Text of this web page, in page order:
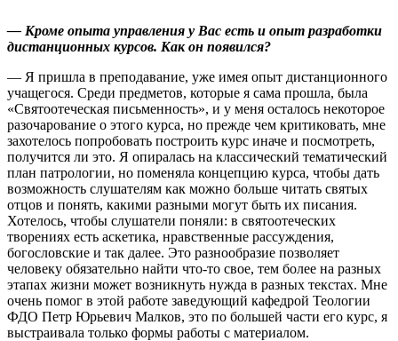
— Кроме опыта управления у Вас есть и опыт разработки
дистанционных курсов. Как он появился?
— Я пришла в преподавание, уже имея опыт дистанционного
учащегося. Среди предметов, которые я сама прошла, была
«Святоотеческая письменность», и у меня осталось некоторое
разочарование о этого курса, но прежде чем критиковать, мне
захотелось попробовать построить курс иначе и посмотреть,
получится ли это. Я опиралась на классический тематический
план патрологии, но поменяла концепцию курса, чтобы дать
возможность слушателям как можно больше читать святых
отцов и понять, какими разными могут быть их писания.
Хотелось, чтобы слушатели поняли: в святоотеческих
творениях есть аскетика, нравственные рассуждения,
богословские и так далее. Это разнообразие позволяет
человеку обязательно найти что-то свое, тем более на разных
этапах жизни может возникнуть нужда в разных текстах. Мне
очень помог в этой работе заведующий кафедрой Теологии
ФДО Петр Юрьевич Малков, это по большей части его курс, я
выстраивала только формы работы с материалом.